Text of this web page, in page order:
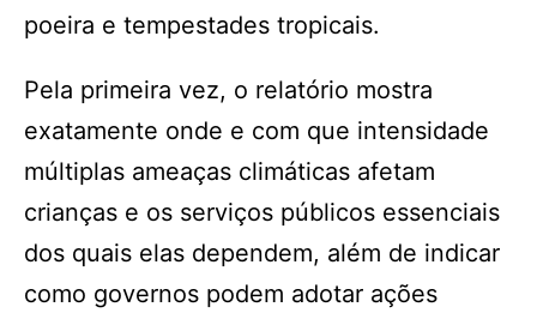
poeira e tempestades tropicais.
Pela primeira vez, o relatório mostra
exatamente onde e com que intensidade
múltiplas ameaças climáticas afetam
crianças e os serviços públicos essenciais
dos quais elas dependem, além de indicar
como governos podem adotar ações